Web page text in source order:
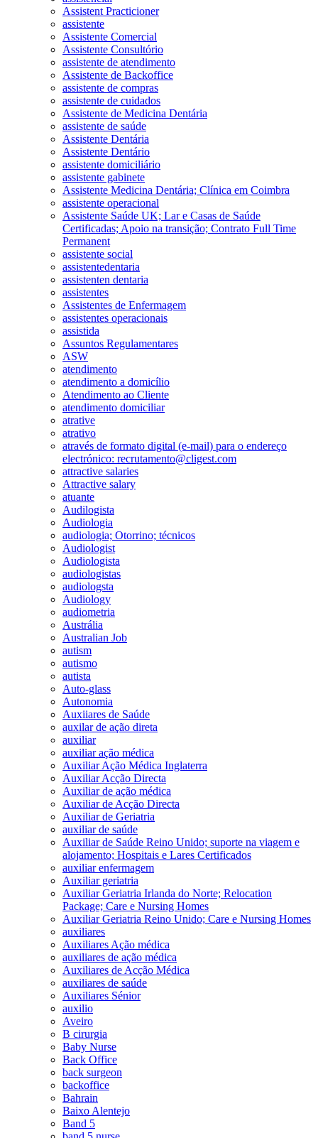
Assistent Practicioner
assistente
Assistente Comercial
Assistente Consultório
assistente de atendimento
Assistente de Backoffice
assistente de compras
assistente de cuidados
Assistente de Medicina Dentária
assistente de saúde
Assistente Dentária
Assistente Dentário
assistente domiciliário
assistente gabinete
Assistente Medicina Dentária; Clínica em Coimbra
assistente operacional
Assistente Saúde UK; Lar e Casas de Saúde
Certificadas; Apoio na transição; Contrato Full Time
Permanent
assistente social
assistentedentaria
assistenten dentaria
assistentes
Assistentes de Enfermagem
assistentes operacionais
assistida
Assuntos Regulamentares
ASW
atendimento
atendimento a domicílio
Atendimento ao Cliente
atendimento domiciliar
atrative
atrativo
através de formato digital (e-mail) para o endereço
electrónico: recrutamento@cligest.com
attractive salaries
Attractive salary
atuante
Audilogista
Audiologia
audiologia; Otorrino; técnicos
Audiologist
Audiologista
audiologistas
audiologsta
Audiology
audiometria
Austrália
Australian Job
autism
autismo
autista
Auto-glass
Autonomia
Auxiiares de Saúde
auxilar de ação direta
auxiliar
auxiliar ação médica
Auxiliar Ação Médica Inglaterra
Auxiliar Acção Directa
Auxiliar de ação médica
Auxiliar de Acção Directa
Auxiliar de Geriatria
auxiliar de saúde
Auxiliar de Saúde Reino Unido; suporte na viagem e
alojamento; Hospitais e Lares Certificados
auxiliar enfermagem
Auxiliar geriatria
Auxiliar Geriatria Irlanda do Norte; Relocation
Package; Care e Nursing Homes
Auxiliar Geriatria Reino Unido; Care e Nursing Homes
auxiliares
Auxiliares Ação médica
auxiliares de ação médica
Auxiliares de Acção Médica
auxiliares de saúde
Auxiliares Sénior
auxilio
Aveiro
B cirurgia
Baby Nurse
Back Office
back surgeon
backoffice
Bahrain
Baixo Alentejo
Band 5